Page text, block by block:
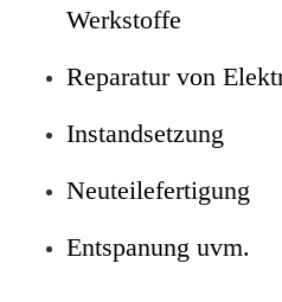
Werkstoffe
Reparatur von
Instandsetzung
Neuteilefertigung
Entspanung uvm.